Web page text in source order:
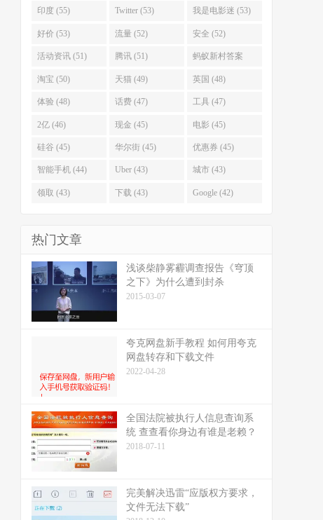
印度 (55) Twitter (53) 我是电影迷 (53)
好价 (53) 流量 (52) 安全 (52)
活动资讯 (51) 腾讯 (51) 蚂蚁新村答案
(51)
淘宝 (50) 天猫 (49) 英国 (48)
体验 (48) 话费 (47) 工具 (47)
2亿 (46) 现金 (45) 电影 (45)
硅谷 (45) 华尔街 (45) 优惠券 (45)
智能手机 (44) Uber (43) 城市 (43)
领取 (43) 下载 (43) Google (42)
热门文章
浅谈柴静雾霾调查报告《穹顶
之下》为什么遭到封杀
2015-03-07
夸克网盘新手教程 如何用夸克
网盘转存和下载文件
2022-04-28
全国法院被执行人信息查询系
统 查查看你身边有谁是老赖？
2018-07-11
完美解决迅雷“应版权方要求，
文件无法下载”